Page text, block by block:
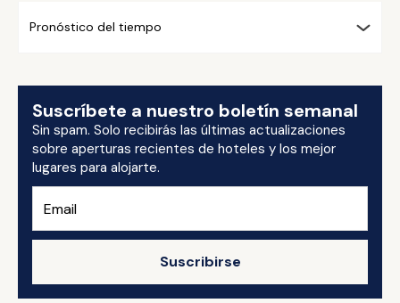
Pronóstico del tiempo
Suscríbete a nuestro boletín semanal
Sin spam. Solo recibirás las últimas actualizaciones
sobre aperturas recientes de hoteles y los mejor
lugares para alojarte.
Suscribirse